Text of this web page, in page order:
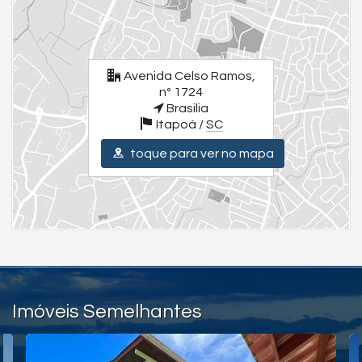
Churrasqueira e varanda em deck
[Apartamento 03] (Térreo)
Sala
Cozinha
Lavanderia com despensa conjugada
03 dormitórios sendo 01 suíte
Churrasqueira
Os apartamentos dispõem de 03 vagas cobertas de garagem
Destaques e Diferenciais:
Todos os ambientes bem arejados e iluminados
Apartamentos com ótimo estado de conservação
Ventilador de teto e ar condicionado em alguns dormitórios
Ducha de saída da praia
Box no banheiro7
O sonho do imóvel na praia está mais próximo do que você imagina,
venha descobrir!
Valores e condições podem ser alterados sem aviso prévio.
Para uma experiência completa, assista aos vídeos detalhados
dos imóveis e da cidade. Visite nossas redes sociais:
Avenida Celso Ramos,
nº 1724
Brasilia
Itapoá /SC
toque para ver no mapa
Imóveis Semelhantes